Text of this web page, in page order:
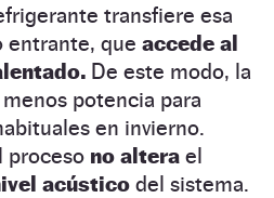
transfiere esa
entrante, que accede al
De este modo, la
potencia para
en invierno.
proceso no altera el
acústico del sistema.